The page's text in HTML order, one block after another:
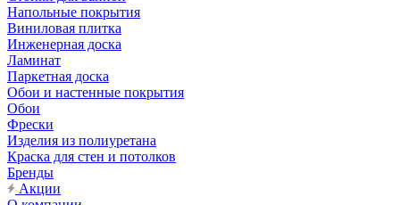
Напольные покрытия
Виниловая плитка
Инженерная доска
Ламинат
Паркетная доска
Обои и настенные покрытия
Обои
Фрески
Изделия из полиуретана
Краска для стен и потолков
Бренды
Акции